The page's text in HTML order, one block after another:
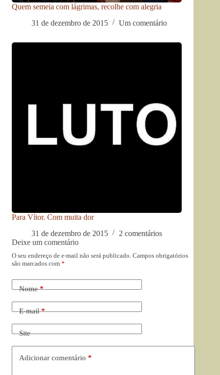
Quem semeia com lágrimas, recolhe com alegria
31 de dezembro de 2015
Um comentário
Para Vítor. Com muita dor
31 de dezembro de 2015
2 comentários
Deixe um comentário
O seu endereço de e-mail não será publicado. Campos obrigatórios
são marcados com *
Nome*
E-mail*
Site
Adicionar comentário *